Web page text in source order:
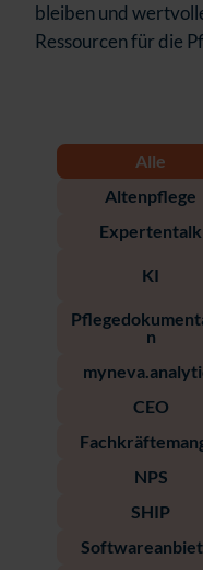
bleiben und
Ressourcen für die
Alle
Altenpflege
Expertentalk
KI
n
CEO
NPS
SHIP